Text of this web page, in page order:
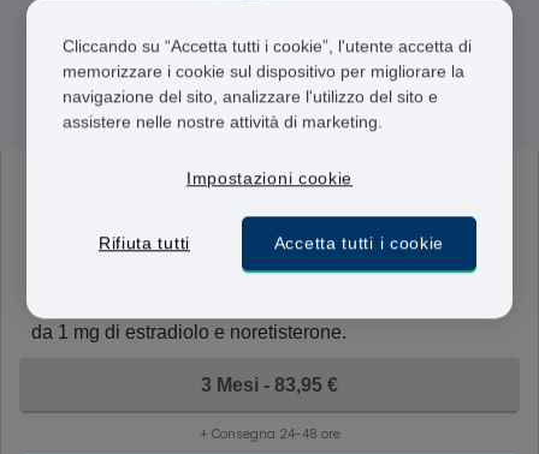
Novofem
Estradiol/Norethisterone Acetate
Novofem
1mg/1mg
La fornitura mensile di questo trattamento è composta
da: 16 compresse rosse, contenenti una dose da 1 mg
da 1 mg di estradiolo e noretisterone.
3 Mesi - 83,95 €
+ Consegna 24-48 ore
Cliccando su “Accetta tutti i cookie”, l'utente accetta di
memorizzare i cookie sul dispositivo per migliorare la
navigazione del sito, analizzare l'utilizzo del sito e
assistere nelle nostre attività di marketing.
Impostazioni cookie
Rifiuta tutti Accetta tutti i cookie